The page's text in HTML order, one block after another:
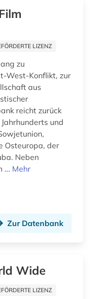
angewandte wissenschaften (1)
angloamerikanischer kulturraum (1)
annette von droste-hülshoff (1)
anthroposophische medizin (1)
(Altertum) (4)
LIZENZ
zu
West-Konflikt, zur
aus
reicht zurück
und
Osteuropa, der
... Mehr
Zur Datenbank
Wide
LIZENZ